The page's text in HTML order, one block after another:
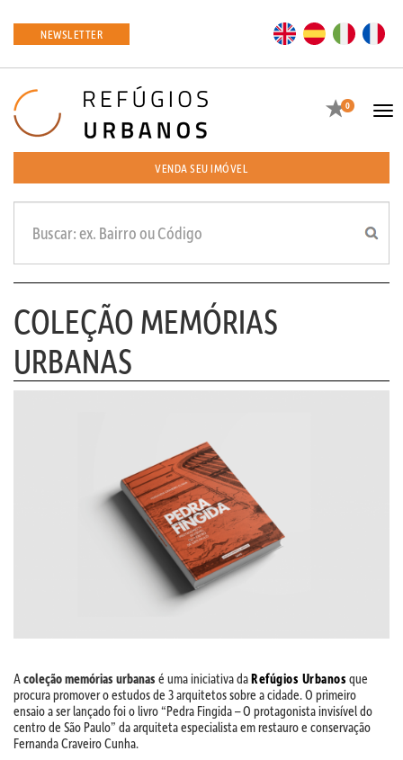
NEWSLETTER EN ES
Favoritos
0
VENDA SEU IMÓVEL
COLEÇÃO MEMÓRIAS
URBANAS
Acoleção memórias urbanas é uma iniciativa daRefúgios Urbanos que
procura promover o estudos de 3 arquitetos sobre a cidade. O primeiro
ensaio a ser lançado foi o livro “Pedra Fingida – O protagonista invisível do
centro de São Paulo” da arquiteta especialista em restauro e conservação
Fernanda Craveiro Cunha.